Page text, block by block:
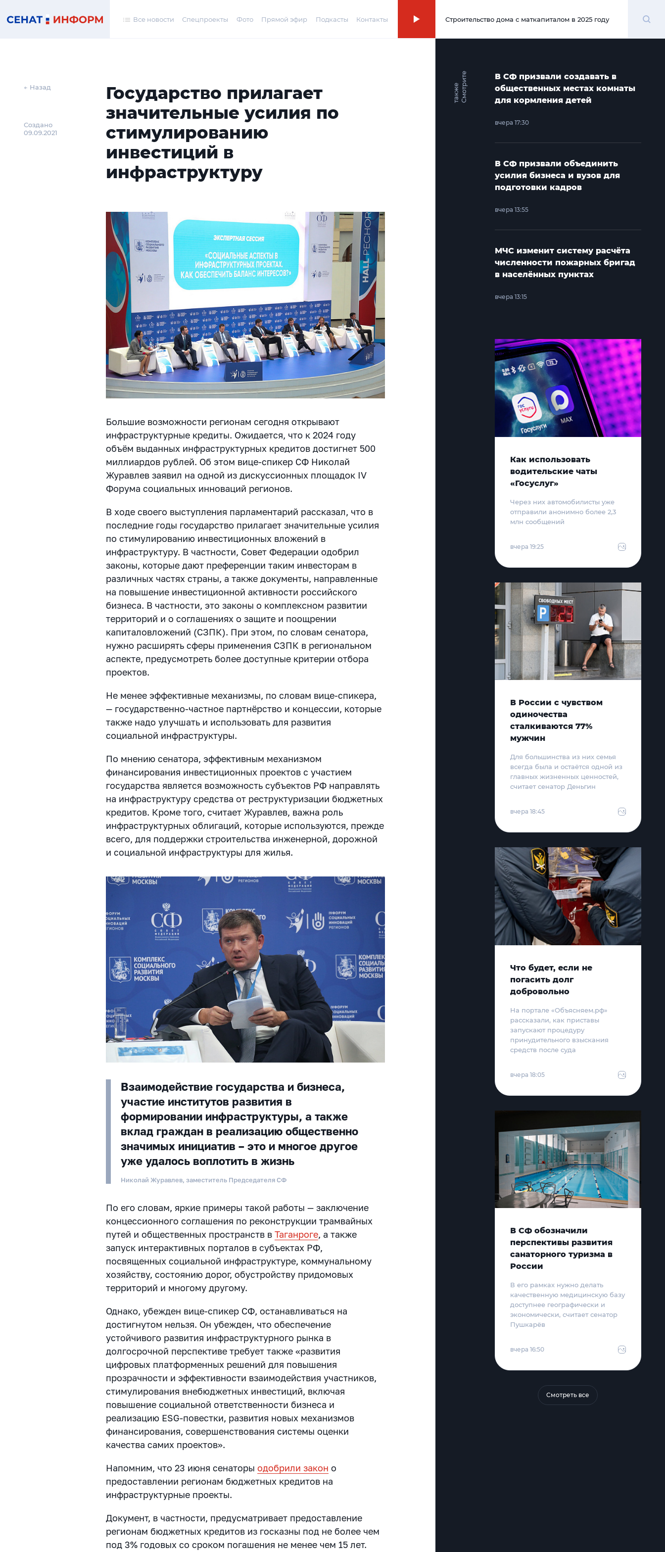
Все новости Спецпроекты Фото Прямой эфир Подкасты Контакты 00:00
Строительство дома с маткапиталом в 2025 году
← Назад
Создано
09.09.2021
Государство прилагает
значительные усилия по
стимулированию
инвестиций в
инфраструктуру
Большие возможности регионам сегодня открывают
инфраструктурные кредиты. Ожидается, что к 2024 году
объём выданных инфраструктурных кредитов достигнет 500
миллиардов рублей. Об этом вице-спикер СФ Николай
Журавлев заявил на одной из дискуссионных площадок IV
Форума социальных инноваций регионов.
В ходе своего выступления парламентарий рассказал, что в
последние годы государство прилагает значительные усилия
по стимулированию инвестиционных вложений в
инфраструктуру. В частности, Совет Федерации одобрил
законы, которые дают преференции таким инвесторам в
различных частях страны, а также документы, направленные
на повышение инвестиционной активности российского
бизнеса. В частности, это законы о комплексном развитии
территорий и о соглашениях о защите и поощрении
капиталовложений (СЗПК). При этом, по словам сенатора,
нужно расширять сферы применения СЗПК в региональном
аспекте, предусмотреть более доступные критерии отбора
проектов.
Не менее эффективные механизмы, по словам вице-спикера,
— государственно-частное партнёрство и концессии, которые
также надо улучшать и использовать для развития
социальной инфраструктуры.
По мнению сенатора, эффективным механизмом
финансирования инвестиционных проектов с участием
государства является возможность субъектов РФ направлять
на инфраструктуру средства от реструктуризации бюджетных
кредитов. Кроме того, считает Журавлев, важна роль
инфраструктурных облигаций, которые используются, прежде
всего, для поддержки строительства инженерной, дорожной
и социальной инфраструктуры для жилья.
Взаимодействие государства и бизнеса,
участие институтов развития в
формировании инфраструктуры, а также
вклад граждан в реализацию общественно
значимых инициатив – это и многое другое
уже удалось воплотить в жизнь
Николай Журавлев, заместитель Председателя СФ
По его словам, яркие примеры такой работы — заключение
концессионного соглашения по реконструкции трамвайных
путей и общественных пространств вТаганроге, а также
запуск интерактивных порталов в субъектах РФ,
посвященных социальной инфраструктуре, коммунальному
хозяйству, состоянию дорог, обустройству придомовых
территорий и многому другому.
Однако, убежден вице-спикер СФ, останавливаться на
достигнутом нельзя. Он убежден, что обеспечение
устойчивого развития инфраструктурного рынка в
долгосрочной перспективе требует также «развития
цифровых платформенных решений для повышения
прозрачности и эффективности взаимодействия участников,
стимулирования внебюджетных инвестиций, включая
повышение социальной ответственности бизнеса и
реализацию ESG-повестки, развития новых механизмов
финансирования, совершенствования системы оценки
качества самих проектов».
Напомним, что 23 июня сенаторыодобрили закон о
предоставлении регионам бюджетных кредитов на
инфраструктурные проекты.
Документ, в частности, предусматривает предоставление
регионам бюджетных кредитов из госказны под не более чем
под 3% годовых со сроком погашения не менее чем 15 лет.
С
м
о
т
р и
т
е
т
а
к
ж
е
В СФ призвали создавать в
общественных местах комнаты
для кормления детей
вчера 17:30
В СФ призвали объединить
усилия бизнеса и вузов для
подготовки кадров
вчера 13:55
МЧС изменит систему расчёта
численности пожарных бригад
в населённых пунктах
вчера 13:15
Как использовать
водительские чаты
«Госуслуг»
Через них автомобилисты уже
отправили анонимно более 2,3
млн сообщений
вчера 19:25
В России с чувством
одиночества
сталкиваются 77%
мужчин
Для большинства из них семья
всегда была и остаётся одной из
главных жизненных ценностей,
считает сенатор Деньгин
вчера 18:45
Что будет, если не
погасить долг
добровольно
На портале «Объясняем.рф»
рассказали, как приставы
запускают процедуру
принудительного взыскания
средств после суда
вчера 18:05
В СФ обозначили
перспективы развития
санаторного туризма в
России
В его рамках нужно делать
качественную медицинскую базу
доступнее географически и
экономически, считает сенатор
Пушкарёв
вчера 16:50
Смотреть все